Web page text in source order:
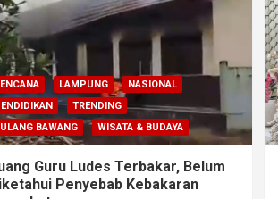
LAMPUNG
NASIONAL
TRENDING
BAWANG
WISATA & BUDAYA
Guru Ludes Terbakar, Belum
Penyebab Kebakaran